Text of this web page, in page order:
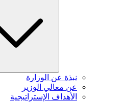
نبذة عن الوزارة
عن معالي الوزير
الأهداف الإستراتيجية